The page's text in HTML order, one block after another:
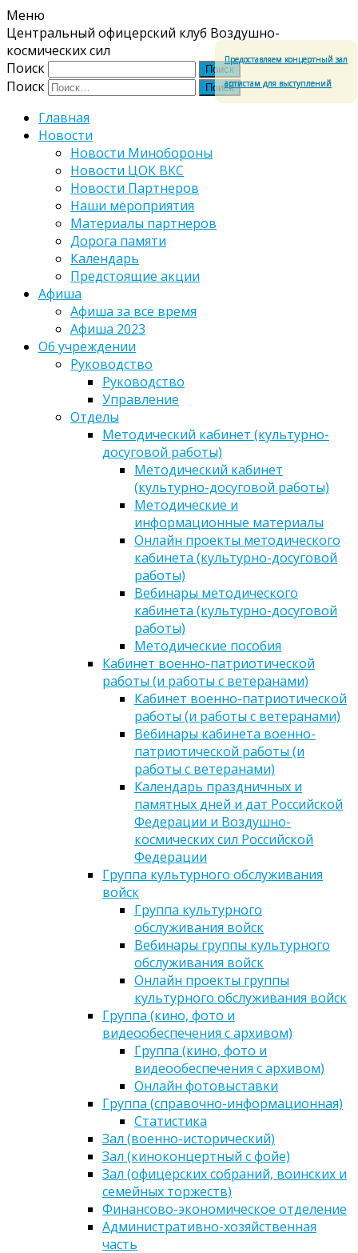
Меню
Центральный офицерский клуб Воздушно-
космических сил
Поиск
Поиск
Главная
Новости
Новости Минобороны
Новости ЦОК ВКС
Новости Партнеров
Наши мероприятия
Материалы партнеров
Дорога памяти
Календарь
Предстоящие акции
Афиша
Афиша за все время
Афиша 2023
Об учреждении
Руководство
Руководство
Управление
Отделы
Методический кабинет (культурно-
досуговой работы)
Методический кабинет
(культурно-досуговой работы)
Методические и
информационные материалы
Онлайн проекты методического
кабинета (культурно-досуговой
работы)
Вебинары методического
кабинета (культурно-досуговой
работы)
Методические пособия
Кабинет военно-патриотической
работы (и работы с ветеранами)
Кабинет военно-патриотической
работы (и работы с ветеранами)
Вебинары кабинета военно-
патриотической работы (и
работы с ветеранами)
Календарь праздничных и
памятных дней и дат Российской
Федерации и Воздушно-
космических сил Российской
Федерации
Группа культурного обслуживания
войск
Группа культурного
обслуживания войск
Вебинары группы культурного
обслуживания войск
Онлайн проекты группы
культурного обслуживания войск
Группа (кино, фото и
видеообеспечения с архивом)
Группа (кино, фото и
видеообеспечения с архивом)
Онлайн фотовыставки
Группа (справочно-информационная)
Статистика
Зал (военно-исторический)
Зал (киноконцертный с фойе)
Зал (офицерских собраний, воинских и
семейных торжеств)
Финансово-экономическое отделение
Административно-хозяйственная
часть
Предоставляем концертный зал
артистам для выступлений